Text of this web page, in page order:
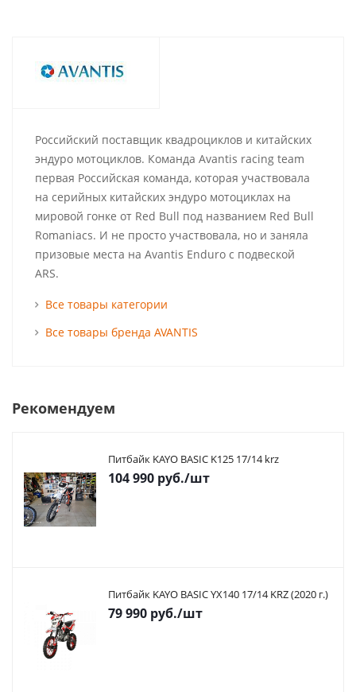
Российский поставщик квадроциклов и китайских
эндуро мотоциклов. Команда Avantis racing team
первая Российская команда, которая участвовала
на серийных китайских эндуро мотоциклах на
мировой гонке от Red Bull под названием Red Bull
Romaniacs. И не просто участвовала, но и заняла
призовые места на Avantis Enduro с подвеской
ARS.
Все товары категории
Все товары бренда AVANTIS
Рекомендуем
Питбайк KAYO BASIC K125 17/14 krz
104 990 руб./шт
Питбайк KAYO BASIC YX140 17/14 KRZ (2020 г.)
79 990 руб./шт